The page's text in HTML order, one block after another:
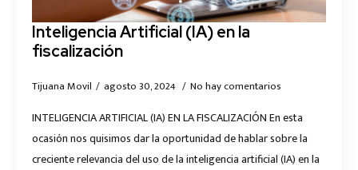
Inteligencia Artificial (IA) en la
fiscalización
Tijuana Movil agosto 30, 2024 No hay comentarios
INTELIGENCIA ARTIFICIAL (IA) EN LA FISCALIZACIÓN En esta
ocasión nos quisimos dar la oportunidad de hablar sobre la
creciente relevancia del uso de la inteligencia artificial (IA) en la